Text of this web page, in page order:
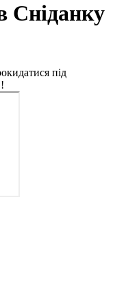
Сніданку
під